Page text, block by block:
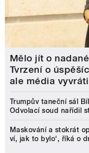
Mělo jít o
Tvrzení o
ale média
Trumpův taneční sál
Odvolací soud nařídil
Maskování a stokrát
ví, jak to bylo‘, říká o